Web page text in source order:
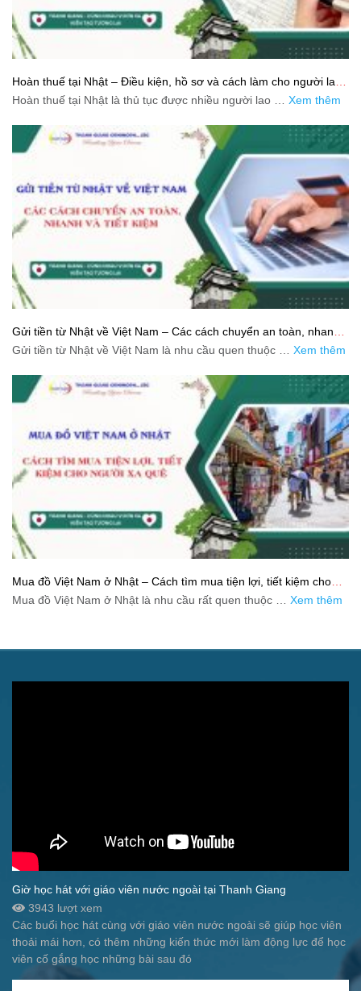
Hoàn thuế tại Nhật – Điều kiện, hồ sơ và cách làm cho người lao
động
Hoàn thuế tại Nhật là thủ tục được nhiều người lao … Xem thêm
Gửi tiền từ Nhật về Việt Nam – Các cách chuyển an toàn, nhanh
và tiết kiệm
Gửi tiền từ Nhật về Việt Nam là nhu cầu quen thuộc … Xem thêm
Mua đồ Việt Nam ở Nhật – Cách tìm mua tiện lợi, tiết kiệm cho
người xa quê
Mua đồ Việt Nam ở Nhật là nhu cầu rất quen thuộc … Xem thêm
Giờ học hát với giáo viên nước ngoài tại Thanh Giang
3943 lượt xem
Các buổi học hát cùng với giáo viên nước ngoài sẽ giúp học viên
thoải mái hơn, có thêm những kiến thức mới làm động lực để học
viên cố gắng học những bài sau đó